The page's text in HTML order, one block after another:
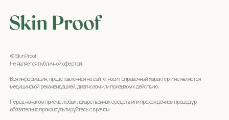
© Skin Proof
Не является публичной офертой.
Вся информация, представленная на сайте, носит справочный характер и не является
медицинской рекомендацией, диагнозом или призывом к действию.
Перед началом приёма любых лекарственных средств или прохождением процедур
обязательно проконсультируйтесь с врачом.